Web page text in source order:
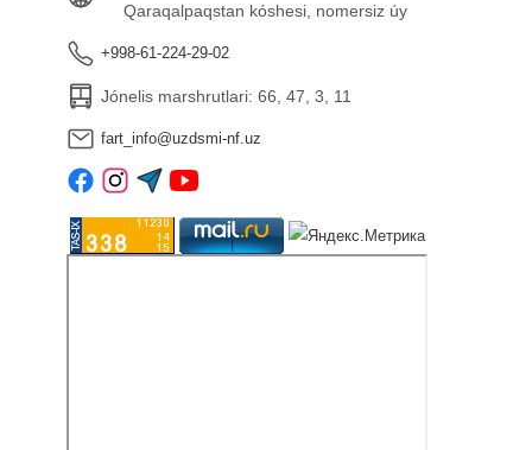
Qaraqalpaqstan kóshesi, nomersiz úy
+998-61-224-29-02
Jónelis marshrutlari: 66, 47, 3, 11
fart_info@uzdsmi-nf.uz